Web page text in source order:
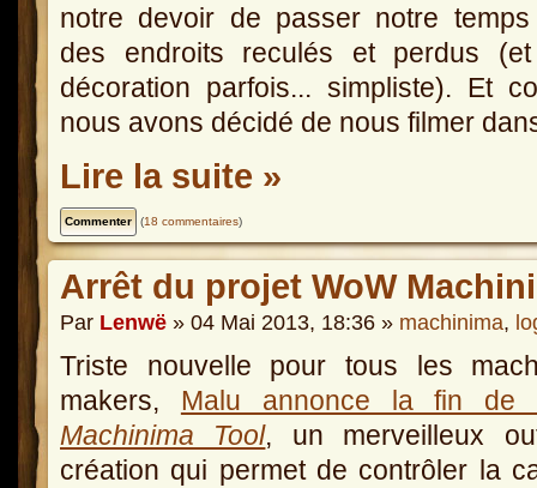
notre devoir de passer notre
des endroits reculés et perdus
décoration parfois... simpliste). Et
nous avons décidé de nous filmer
Lire la suite »
(18 commentaires)
Arrêt du projet WoW
Par Lenwë » 04 Mai 2013, 18:36 » machinima,
Triste nouvelle pour tous les
makers, Malu annonce la fin de
Machinima Tool, un merveilleux
création qui permet de contrôler la